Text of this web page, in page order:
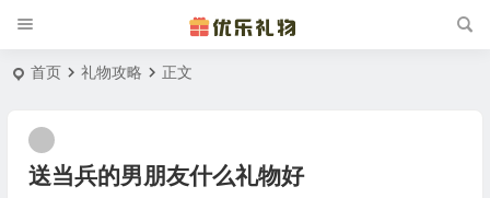
首页 礼物攻略 正文
送当兵的男朋友什么礼物好